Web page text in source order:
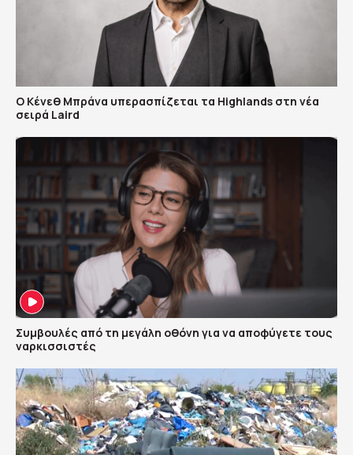
Ο Κένεθ Μπράνα υπερασπίζεται τα Highlands στη νέα
σειρά Laird
Συμβουλές από τη μεγάλη οθόνη για να αποφύγετε τους
ναρκισσιστές